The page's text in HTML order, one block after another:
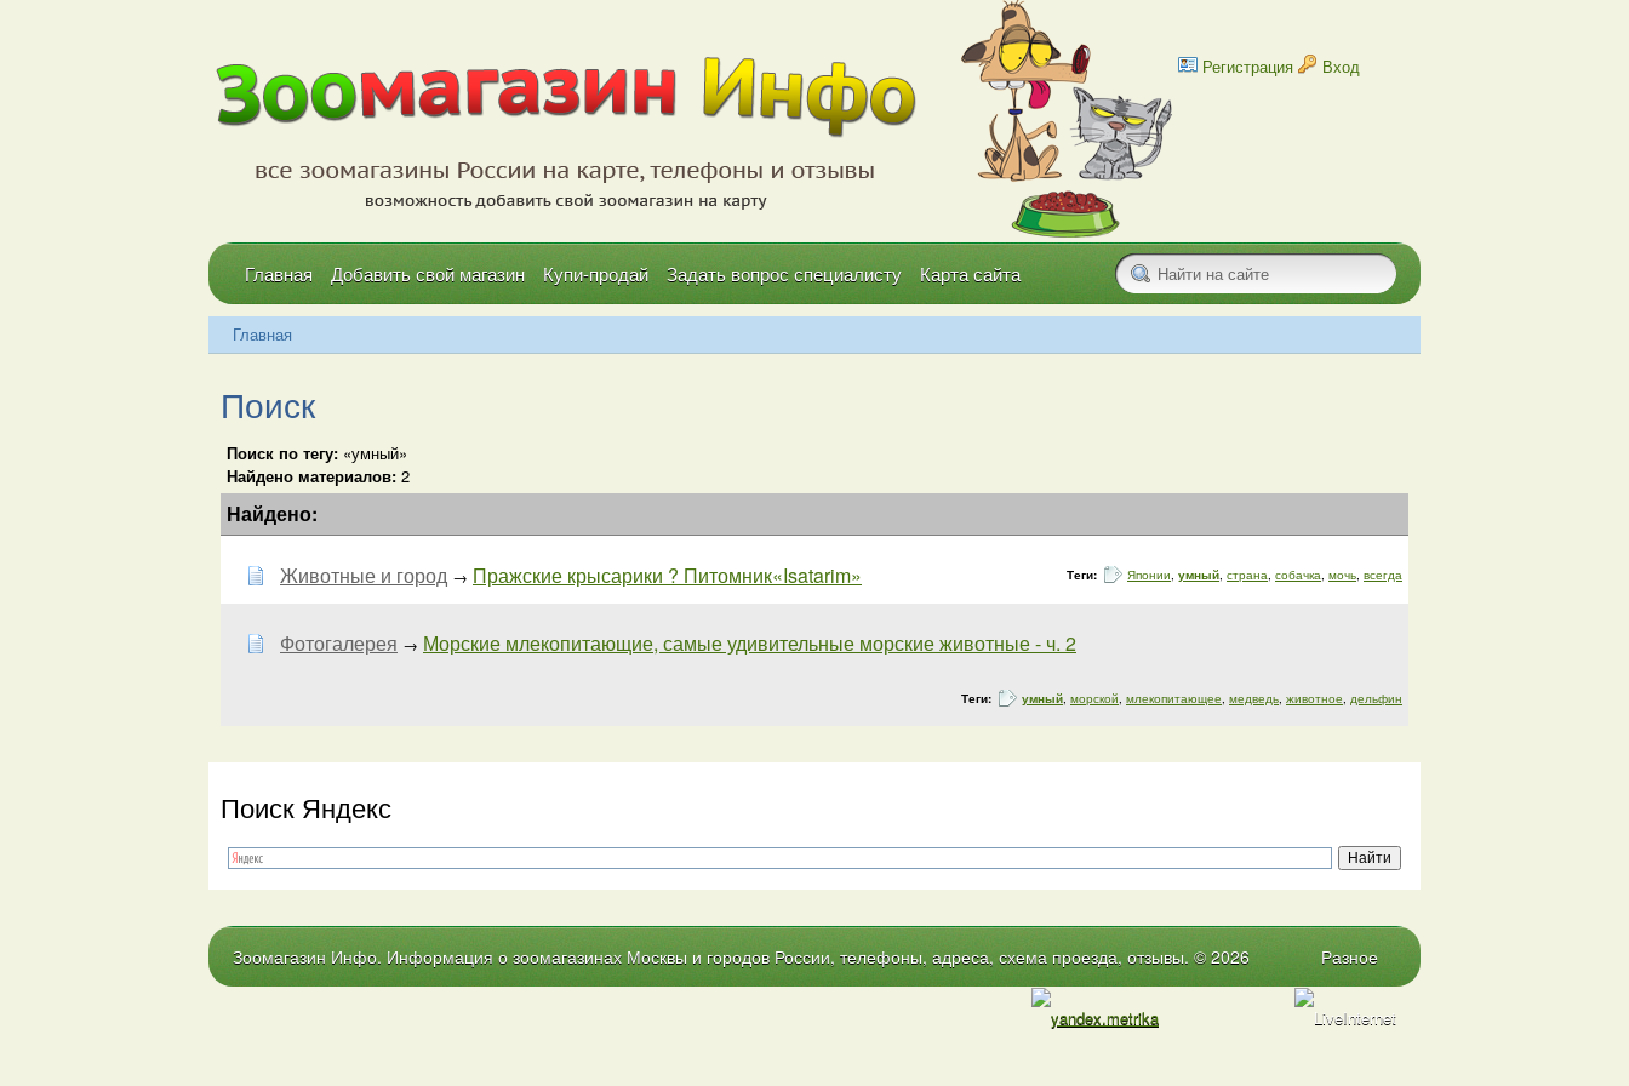
Регистрация Вход
Главная Добавить свой магазин Купи-продай Задать вопрос специалисту Карта сайта
Главная
Поиск
Поиск по тегу: «умный»
Найдено материалов: 2
Найдено:
Животные и город → Пражские крысарики ? Питомник«Isatarim» Теги: Японии, умный, страна, собачка, мочь, всегда
Фотогалерея → Морские млекопитающие, самые удивительные морские животные - ч. 2
Теги: умный, морской, млекопитающее, медведь, животное, дельфин
Поиск Яндекс
Зоомагазин Инфо. Информация о зоомагазинах Москвы и городов России, телефоны, адреса, схема проезда, отзывы. © 2026 Разное